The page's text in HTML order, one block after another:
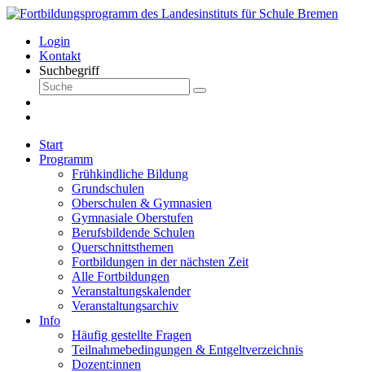
Login
Kontakt
Suchbegriff
Start
Programm
Frühkindliche Bildung
Grundschulen
Oberschulen & Gymnasien
Gymnasiale Oberstufen
Berufsbildende Schulen
Querschnittsthemen
Fortbildungen in der nächsten Zeit
Alle Fortbildungen
Veranstaltungskalender
Veranstaltungsarchiv
Info
Häufig gestellte Fragen
Teilnahmebedingungen & Entgeltverzeichnis
Dozent:innen